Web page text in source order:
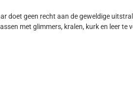
doet geen recht aan de geweldige
met glimmers, kralen, kurk en leer te